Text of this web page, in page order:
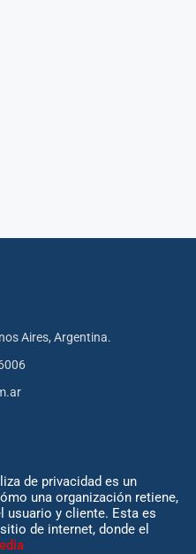
Aires, Argentina.
de privacidad es un
una organización retiene,
usuario y cliente. Esta es
de internet, donde el